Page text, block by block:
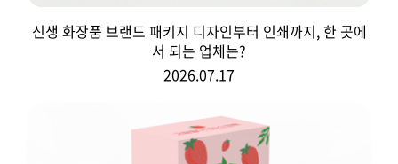
신생 화장품 브랜드 패키지 디자인부터 인쇄까지, 한 곳에
서 되는 업체는?
2026.07.17